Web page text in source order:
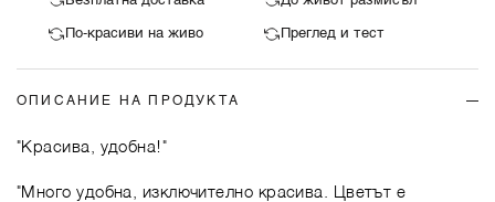
По-красиви на живо Преглед и тест
ОПИСАНИЕ НА ПРОДУКТА
"Красива, удобна!"
"Много удобна, изключително красива. Цветът е